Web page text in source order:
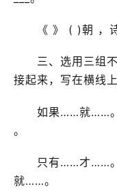
《 》 ( )朝 ，诗
三、选用三组不
接起来，写在横线
如果……就……。
。
只有……才……。
就……。